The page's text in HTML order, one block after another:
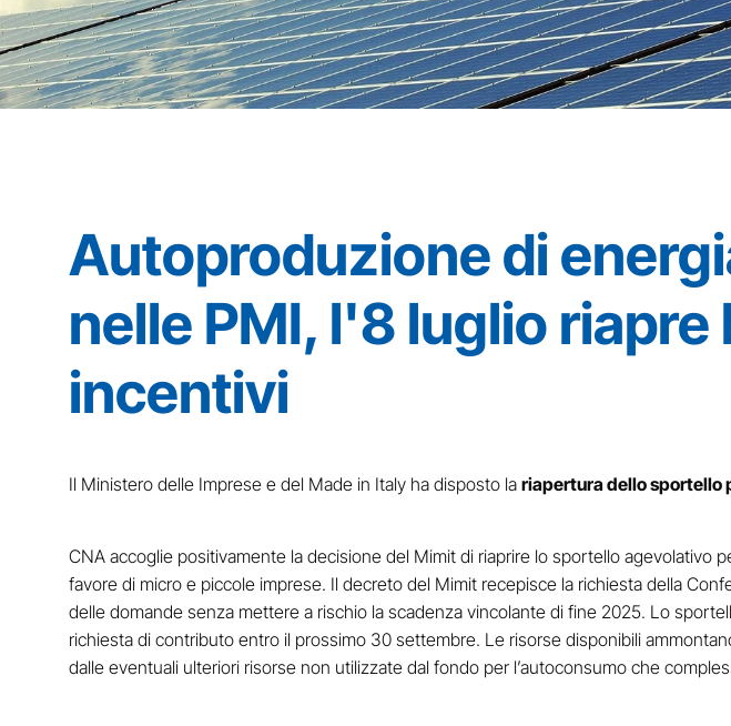
Autoproduzione di
nelle PMI, l'8 luglio
incentivi
Il Ministero delle Imprese e del Made in Italy ha disposto lariapertura dello sportello
CNA accoglie positivamente la decisione del Mimit di riaprire lo sportello agevolativo
favore di micro e piccole imprese. Il decreto del Mimit recepisce la richiesta della
delle domande senza mettere a rischio la scadenza vincolante di fine 2025. Lo
richiesta di contributo entro il prossimo 30 settembre. Le risorse disponibili
dalle eventuali ulteriori risorse non utilizzate dal fondo per l’autoconsumo che